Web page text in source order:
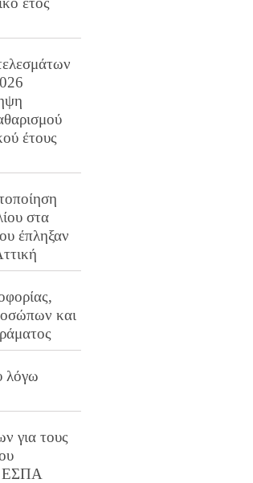
έτους
στα
έπληξαν
και
λόγω
για τους
ΕΣΠΑ